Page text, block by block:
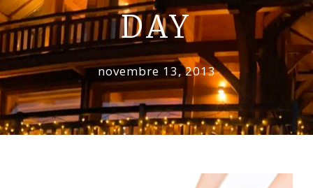
DAY
novembre 13, 2013